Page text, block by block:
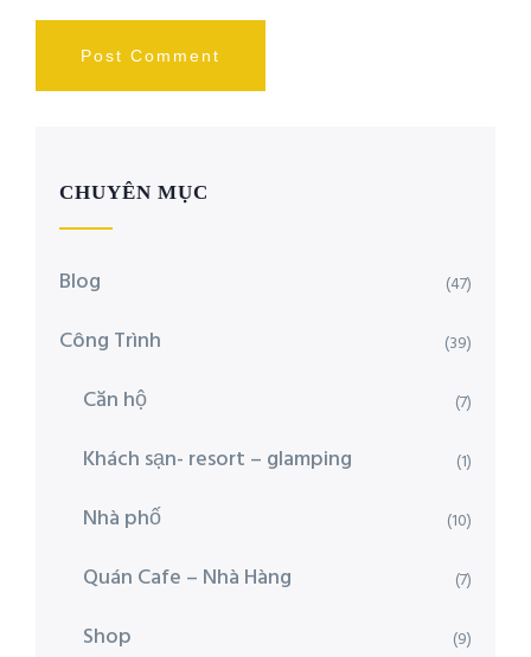
CHUYÊN MỤC
Blog (47)
Công Trình (39)
Căn hộ (7)
Khách sạn- resort – glamping (1)
Nhà phố (10)
Quán Cafe – Nhà Hàng (7)
Shop (9)